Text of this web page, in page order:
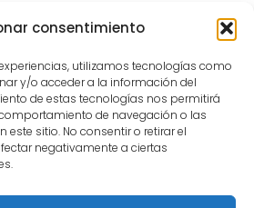
consentimiento
utilizamos tecnologías como
y/o acceder a la información del
de estas tecnologías nos permitirá
de navegación o las
este sitio. No consentir o retirar el
negativamente a ciertas
reservados 2022.
con el